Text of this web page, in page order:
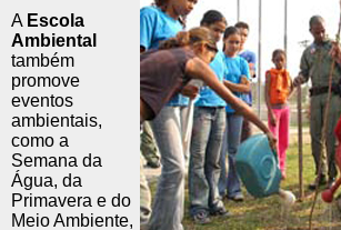
A Escola
Ambiental
também
promove
eventos
ambientais,
como a
Semana da
Água, da
Primavera e do
Meio Ambiente,